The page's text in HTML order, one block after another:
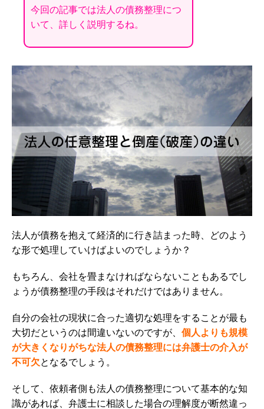
今回の記事では法人の債務整理につ
いて、詳しく説明するね。
法人が債務を抱えて経済的に行き詰まった時、どのよう
な形で処理していけばよいのでしょうか？
もちろん、会社を畳まなければならないこともあるでし
ょうが債務整理の手段はそれだけではありません。
自分の会社の現状に合った適切な処理をすることが最も
大切だというのは間違いないのですが、 個人よりも規模
が大きくなりがちな法人の債務整理には弁護士の介入が
不可欠となるでしょう。
そして、依頼者側も法人の債務整理について基本的な知
識があれば、弁護士に相談した場合の理解度が断然違っ